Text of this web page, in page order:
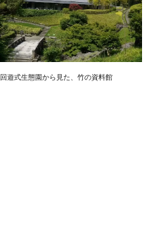
回遊式生態園から見た、竹の資料館